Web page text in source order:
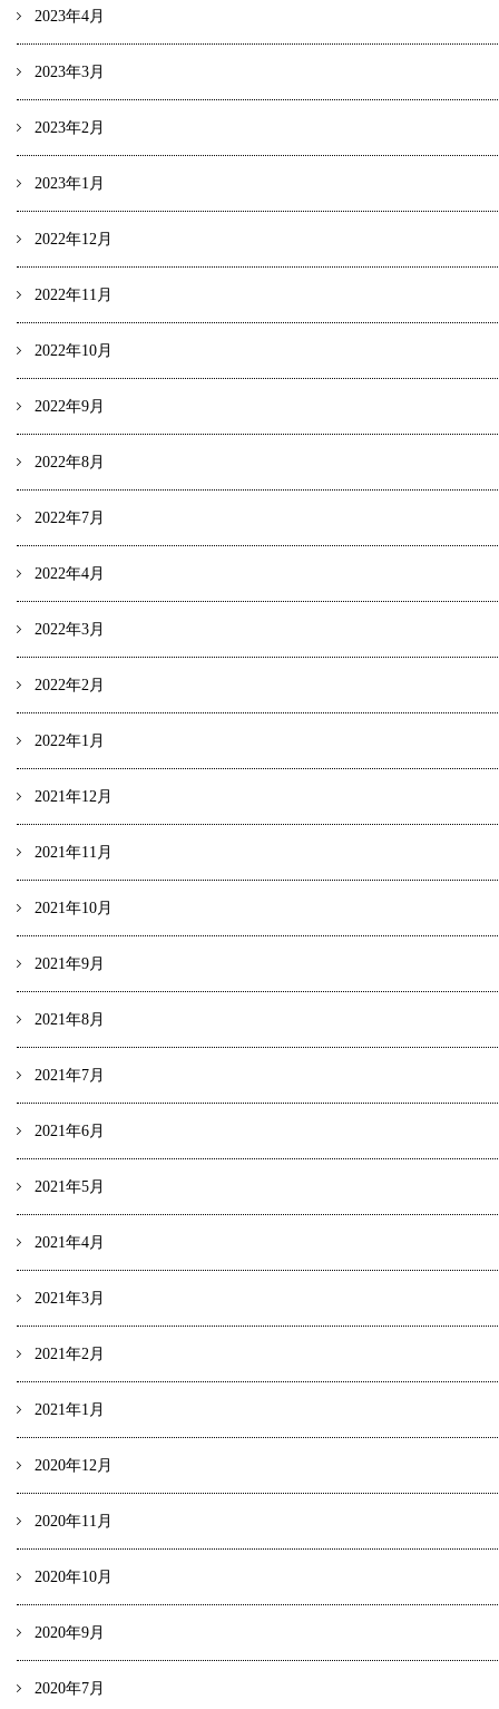
2023年4月
2023年3月
2023年2月
2023年1月
2022年12月
2022年11月
2022年10月
2022年9月
2022年8月
2022年7月
2022年4月
2022年3月
2022年2月
2022年1月
2021年12月
2021年11月
2021年10月
2021年9月
2021年8月
2021年7月
2021年6月
2021年5月
2021年4月
2021年3月
2021年2月
2021年1月
2020年12月
2020年11月
2020年10月
2020年9月
2020年7月